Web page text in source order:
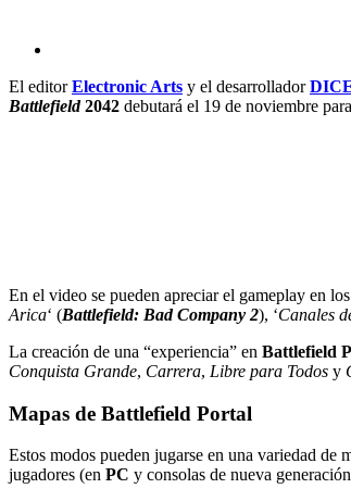
El editorElectronic Arts y el desarrollador
Battlefield2042 debutará el 19 de noviembre para
En el video se pueden apreciar el gameplay en los
Arica‘ (Battlefield: Bad Company 2), ‘Canales
La creación de una “experiencia” en Battlefield
Conquista Grande, Carrera, Libre para Todos y
Mapas de Battlefield Portal
Estos modos pueden jugarse en una variedad de
jugadores (en PC y consolas de nueva